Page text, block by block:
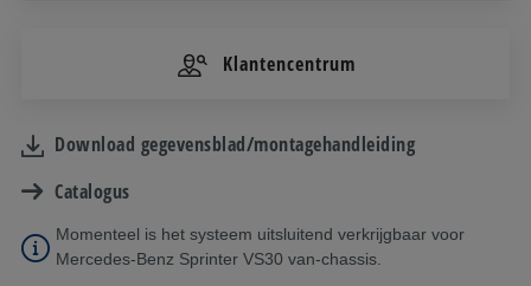
Klantencentrum
Download gegevensblad/montagehandleiding
Catalogus
Momenteel is het systeem uitsluitend verkrijgbaar voor
Mercedes-Benz Sprinter VS30 van-chassis.